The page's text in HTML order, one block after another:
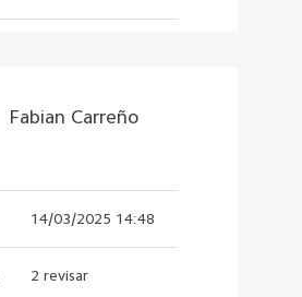
Fabian Carreño
14/03/2025 14:48
2 revisar